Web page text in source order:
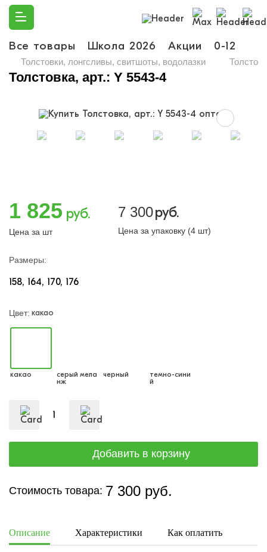
Все товары Школа 2026 Акции 0-12
Толстовки, лонгсливы, свитшоты, водолазки
Толстовка, арт.: Y 5543-4
1 825 руб.
Цена за шт
7 300руб.
Цена за упаковку (4 шт)
Размеры:
158 164 170 176
Цвет: какао
какао
серый мела
нж
черный
темно-сини
й
Стоимость товара: 7 300 руб.
Описание Характеристики Как оплатить